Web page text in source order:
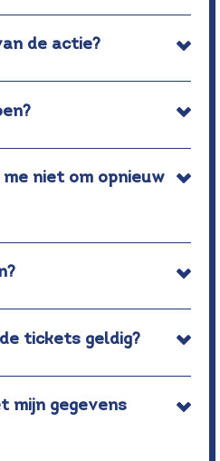
de actie?
niet om opnieuw
tickets geldig?
mijn gegevens